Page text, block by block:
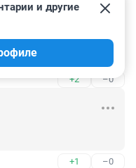
всем миром,
хотят уехали в
своим , а потом
+2 –0
и другие
+1 –0